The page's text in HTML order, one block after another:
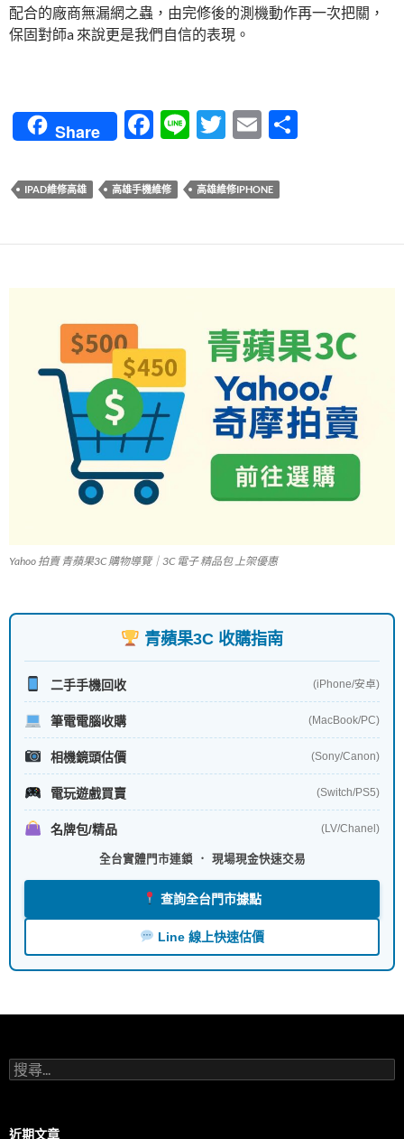
配合的廠商無漏網之蟲，由完修後的測機動作再一次把關，
保固對師a 來說更是我們自信的表現。
Share
F
e
b
o
Li
e
T
itt
er
E
ail
IPAD維修高雄 高雄手機維修 高雄維修IPHONE
Yahoo 拍賣 青蘋果3C 購物導覽｜3C 電子 精品包 上架優惠
青蘋果3C 收購指南
二手手機回收 (iPhone/安卓)
筆電電腦收購 (MacBook/PC)
相機鏡頭估價 (Sony/Canon)
電玩遊戲買賣 (Switch/PS5)
名牌包/精品 (LV/Chanel)
全台實體門市連鎖 ． 現場現金快速交易
查詢全台門市據點
Line 線上快速估價
搜
尋
字:
近期文章